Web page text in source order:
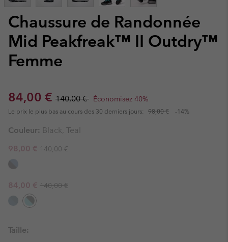
Chaussure de Randonnée
Mid Peakfreak™ II Outdry™
Femme
Sale price:
84,00 € Regular price:
140,00 € Économisez 40%
Le prix le plus bas au cours des 30 derniers jours: 98,00 € -14%
Couleur: Black, Teal
Sale price:
98,00 € Regular price:
140,00 €
Sale price:
84,00 € Regular price:
140,00 €
Taille: